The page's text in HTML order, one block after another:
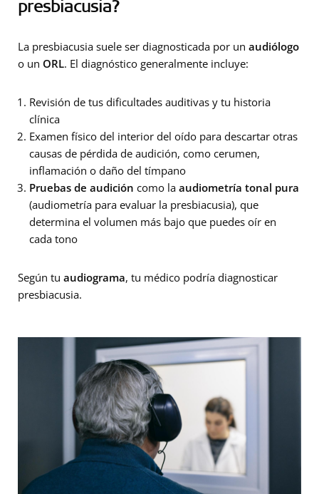
presbiacusia?
La presbiacusia suele ser diagnosticada por un audiólogo
o un ORL. El diagnóstico generalmente incluye:
Revisión de tus dificultades auditivas y tu historia
clínica
Examen físico del interior del oído para descartar otras
causas de pérdida de audición, como cerumen,
inflamación o daño del tímpano
Pruebas de audición como la audiometría tonal pura
(audiometría para evaluar la presbiacusia), que
determina el volumen más bajo que puedes oír en
cada tono
Según tu audiograma, tu médico podría diagnosticar
presbiacusia.